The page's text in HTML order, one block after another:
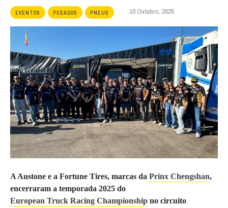
EVENTOS PESADOS PNEUS 10 Outubro, 2025
A Austone e a Fortune Tires, marcas da Prinx Chengshan,
encerraram a temporada 2025 do
European Truck Racing Championship no circuito